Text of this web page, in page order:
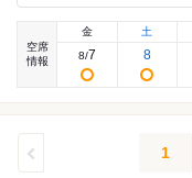
空席
情報
金
8/7
土
8
1